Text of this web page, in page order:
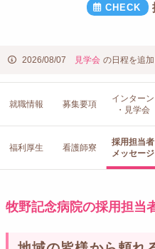
2026/08/07 見学会 の日程を追
就職情報 募集要項
インターン
・見学会
福利厚生 看護師寮
採用担当者
メッセージ
牧野記念病院の採用担当